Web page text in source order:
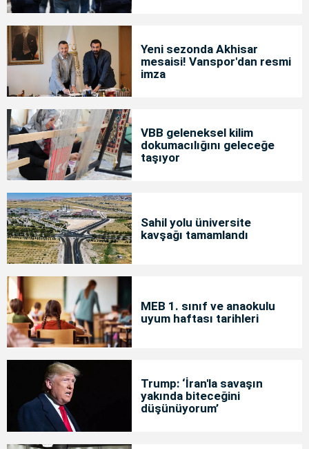
Yeni sezonda Akhisar
mesaisi! Vanspor'dan resmi
imza
VBB geleneksel kilim
dokumacılığını geleceğe
taşıyor
Sahil yolu üniversite
kavşağı tamamlandı
MEB 1. sınıf ve anaokulu
uyum haftası tarihleri
Trump: ‘İran'la savaşın
yakında biteceğini
düşünüyorum’